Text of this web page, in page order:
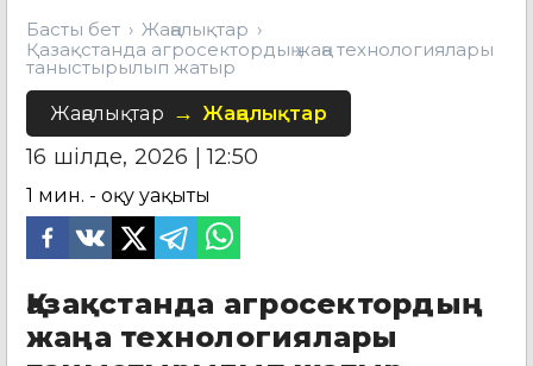
Басты бет
Жаңалықтар
Қазақстанда агросектордың жаңа технологиялары
таныстырылып жатыр
Жаңалықтар Жаңалықтар
16 шілде, 2026 | 12:50
1 мин. - оқу уақыты
Қазақстанда агросектордың
жаңа технологиялары